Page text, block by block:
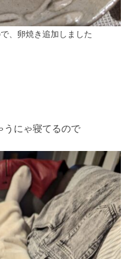
、卵焼き追加しました
うにゃ寝てるので